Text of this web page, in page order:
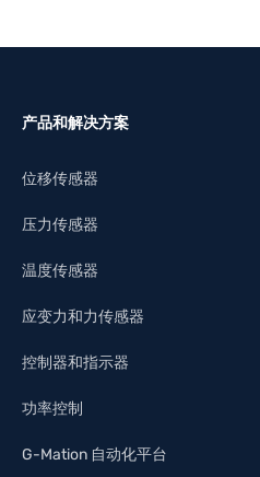
产品和解决方案
位移传感器
压力传感器
温度传感器
应变力和力传感器
控制器和指示器
功率控制
G-Mation 自动化平台